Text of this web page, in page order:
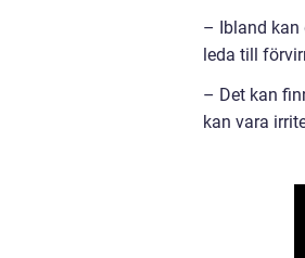
– Ibland kan
leda till
– Det kan
kan vara